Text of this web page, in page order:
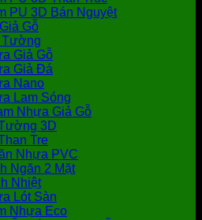
PU 3D Bán Nguyệt
Gỗ
Tường
Giả Gỗ
Giả Đá
Nano
Lam Sóng
Nhựa Giả Gỗ
3D
Tre
Nhựa PVC
Ngăn 2 Mặt
Nhiệt
Lót Sàn
Nhựa Eco